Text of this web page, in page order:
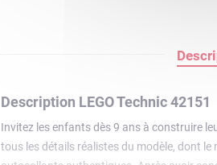
Description LEGO Technic 42151
Invitez les enfants dès 9 ans à construire
tous les détails réalistes du modèle, dont